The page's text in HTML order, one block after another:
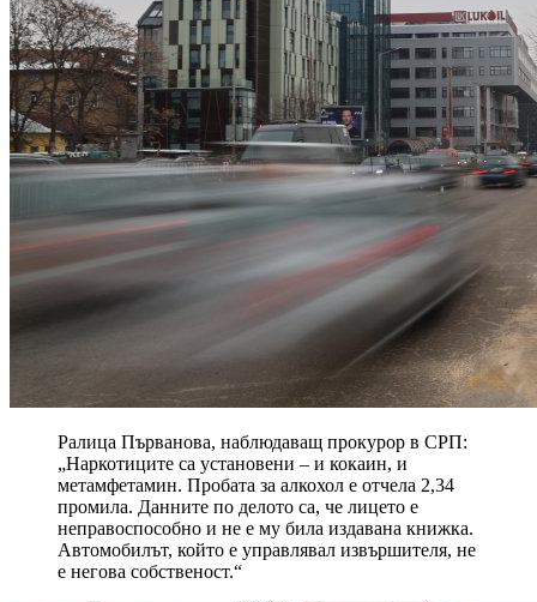
Ралица Първанова, наблюдаващ прокурор в СРП:
„Наркотиците са установени – и кокаин, и
метамфетамин. Пробата за алкохол е отчела 2,34
промила. Данните по делото са, че лицето е
неправоспособно и не е му била издавана книжка.
Автомобилът, който е управлявал извършителя, не
е негова собственост.“